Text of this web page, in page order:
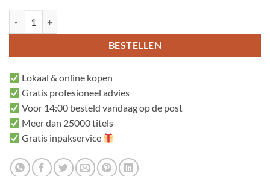
BESTELLEN
Lokaal & online kopen
Gratis profesioneel advies
Voor 14:00 besteld vandaag op de post
Meer dan 25000 titels
Gratis inpakservice